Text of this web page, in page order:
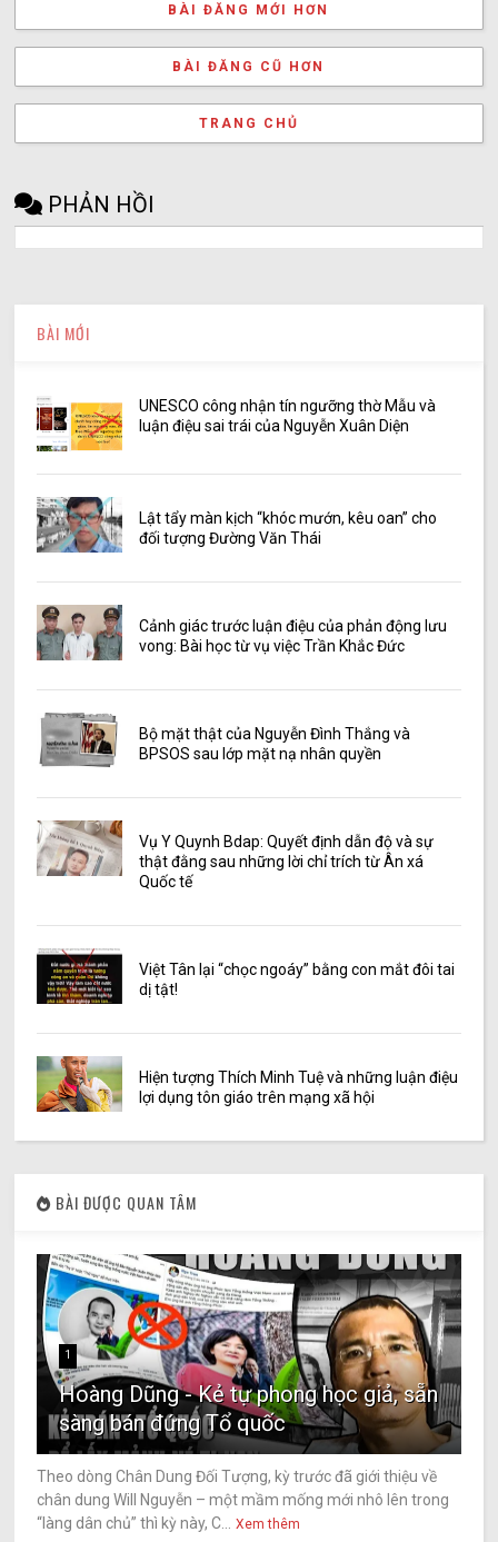
BÀI ĐĂNG MỚI HƠN
BÀI ĐĂNG CŨ HƠN
TRANG CHỦ
PHẢN HỒI
BÀI MỚI
UNESCO công nhận tín ngưỡng thờ Mẫu và
luận điệu sai trái của Nguyễn Xuân Diện
Lật tẩy màn kịch “khóc mướn, kêu oan” cho
đối tượng Đường Văn Thái
Cảnh giác trước luận điệu của phản động lưu
vong: Bài học từ vụ việc Trần Khắc Đức
Bộ mặt thật của Nguyễn Đình Thắng và
BPSOS sau lớp mặt nạ nhân quyền
Vụ Y Quynh Bdap: Quyết định dẫn độ và sự
thật đằng sau những lời chỉ trích từ Ân xá
Quốc tế
Việt Tân lại “chọc ngoáy” bằng con mắt đôi tai
dị tật!
Hiện tượng Thích Minh Tuệ và những luận điệu
lợi dụng tôn giáo trên mạng xã hội
BÀI ĐƯỢC QUAN TÂM
1
Hoàng Dũng - Kẻ tự phong học giả, sẵn
sàng bán đứng Tổ quốc
Theo dòng Chân Dung Đối Tượng, kỳ trước đã giới thiệu về
chân dung Will Nguyễn – một mầm mống mới nhô lên trong
“làng dân chủ” thì kỳ này, C...
Xem thêm